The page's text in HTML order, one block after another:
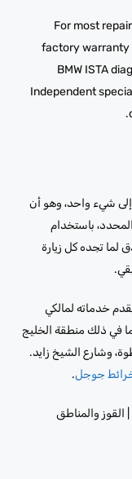
For most
factory warranty
BMW ISTA
Independent
إلى شيء واحد، وهو أن
باستخدام
لما تجده كل زيارة
خدماته لمالكي
في ذلك منطقة الخليج
وشارع الشيخ زايد.
جوجل.
والمناطق